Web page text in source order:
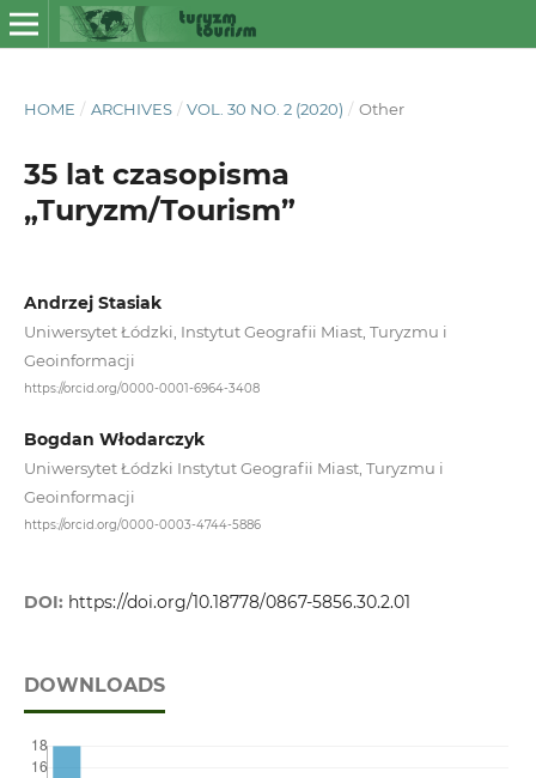
HOME / ARCHIVES / VOL. 30 NO. 2 (2020) / Other
35 lat czasopisma
„Turyzm/Tourism”
Andrzej Stasiak
Uniwersytet Łódzki, Instytut Geografii Miast, Turyzmu i
Geoinformacji
https://orcid.org/0000-0001-6964-3408
Bogdan Włodarczyk
Uniwersytet Łódzki Instytut Geografii Miast, Turyzmu i
Geoinformacji
https://orcid.org/0000-0003-4744-5886
DOI: https://doi.org/10.18778/0867-5856.30.2.01
DOWNLOADS